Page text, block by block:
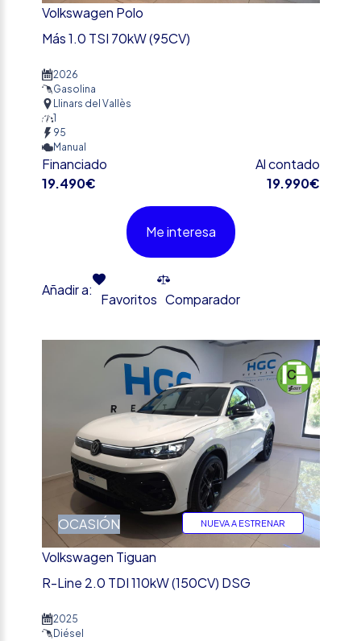
Volkswagen Polo
Más 1.0 TSI 70kW (95CV)
2026
Gasolina
Llinars del Vallès
1
95
Manual
Financiado
19.490€
Al contado
19.990€
Me interesa
Añadir a:
Favoritos Comparador
OCASIÓN NUEVA A ESTRENAR
Volkswagen Tiguan
R-Line 2.0 TDI 110kW (150CV) DSG
2025
Diésel